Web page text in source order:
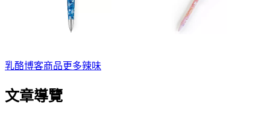
乳酪博客商品更多辣味
文章導覽